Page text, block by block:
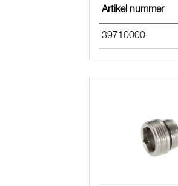
Artikel nummer
39710000